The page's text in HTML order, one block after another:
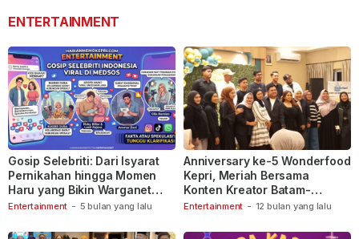
ENTERTAINMENT
Entertainment - 5 bulan yang lalu
Gosip Selebriti: Dari Isyarat
Pernikahan hingga Momen
Haru yang Bikin Warganet
Berspekulasi
Entertainment - 12 bulan yang lalu
Anniversary ke-5 Wonderfood
Kepri, Meriah Bersama
Konten Kreator Batam-
Tanjungpinang